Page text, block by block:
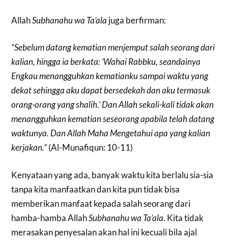
AllahSubhanahu wa Ta’ala juga berfirman:
“Sebelum datang kematian menjemput salah seorang dari
kalian, hingga ia berkata: ‘Wahai Rabbku, seandainya
Engkau menangguhkan kematianku sampai waktu yang
dekat sehingga aku dapat bersedekah dan aku termasuk
orang-orang yang shalih.’ Dan Allah sekali-kali tidak akan
menangguhkan kematian seseorang apabila telah datang
waktunya. Dan Allah Maha Mengetahui apa yang kalian
kerjakan.”(Al-Munafiqun: 10-11)
Kenyataan yang ada, banyak waktu kita berlalu sia-sia
tanpa kita manfaatkan dan kita pun tidak bisa
memberikan manfaat kepada salah seorang dari
hamba-hamba AllahSubhanahu wa Ta’ala. Kita tidak
merasakan penyesalan akan hal ini kecuali bila ajal